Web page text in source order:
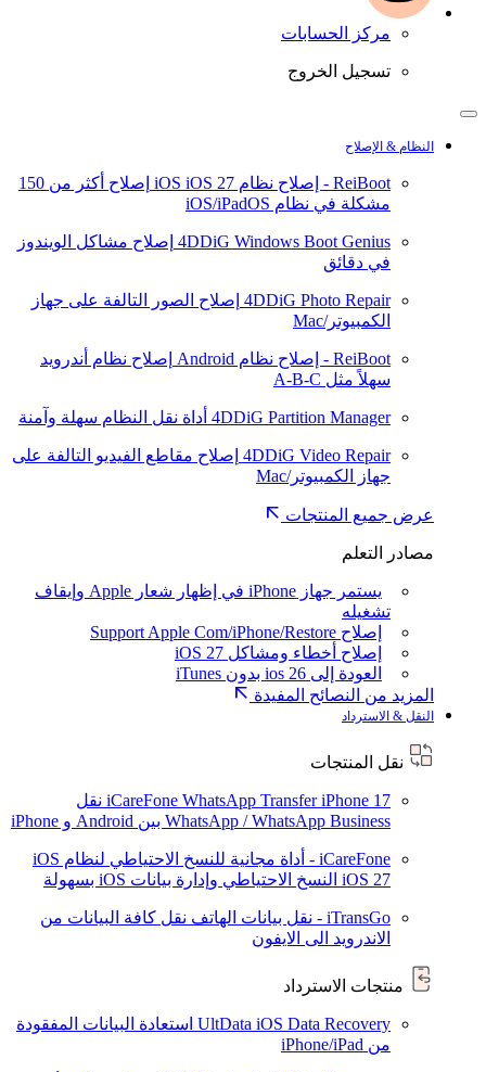
مركز الحسابات
تسجيل الخروج
النظام & الإصلاح
ReiBoot - إصلاح نظام iOS iOS 27
إصلاح أكثر من 150
مشكلة في نظام iOS/iPadOS
4DDiG Windows Boot Genius إصلاح مشاكل الويندوز
في دقائق
4DDiG Photo Repair إصلاح الصور التالفة على جهاز
الكمبيوتر/Mac
ReiBoot - إصلاح نظام Android
إصلاح نظام أندرويد
سهلاً مثل A-B-C
4DDiG Partition Manager أداة نقل النظام سهلة وآمنة
4DDiG Video Repair إصلاح مقاطع الفيديو التالفة على
جهاز الكمبيوتر/Mac
عرض جميع المنتجات
مصادر التعلم
يستمر جهاز iPhone في إظهار شعار Apple وإيقاف
تشغيله
إصلاح Support Apple Com/iPhone/Restore
إصلاح أخطاء ومشاكل iOS 27
العودة إلى ios 26 بدون iTunes
المزيد من النصائح المفيدة
النقل & الاسترداد
نقل المنتجات
iCareFone WhatsApp TransferiPhone 17
نقل
WhatsApp / WhatsApp Business بين Android و iPhone
iCareFone - أداة مجانية للنسخ الاحتياطي لنظام iOS
iOS 27 النسخ الاحتياطي وإدارة بيانات iOS بسهولة
iTransGo - نقل بيانات الهاتف
نقل كافة البيانات من
الاندرويد الى الايفون
منتجات الاسترداد
UltData iOS Data Recovery استعادة البيانات المفقودة
من iPhone/iPad